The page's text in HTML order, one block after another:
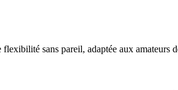
sans pareil, adaptée aux amateurs